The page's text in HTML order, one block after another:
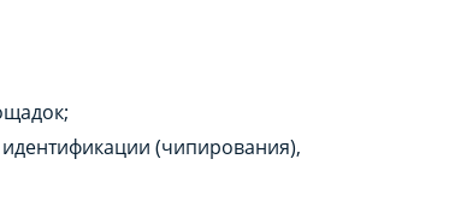
(чипирования),